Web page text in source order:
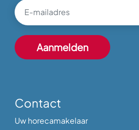
Contact
Uw horecamakelaar